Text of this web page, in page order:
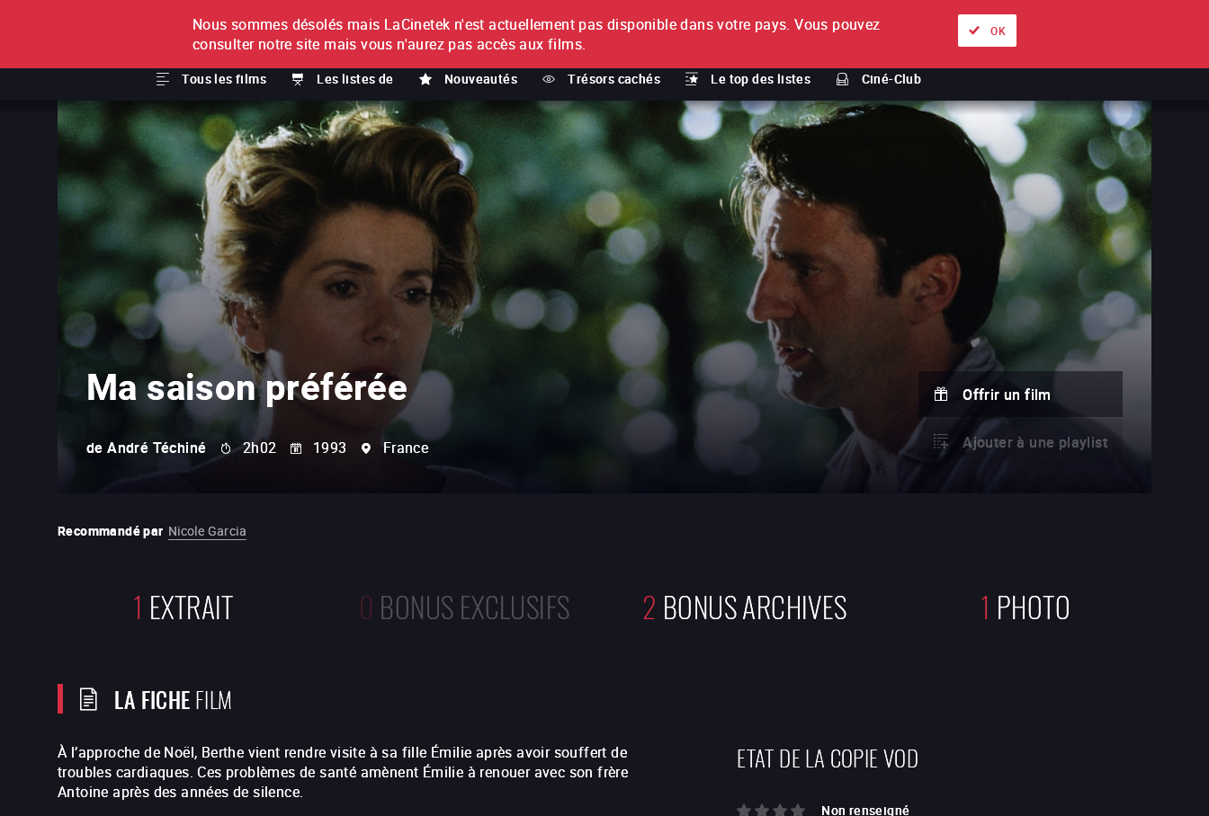
À L'UNITÉ
Tous les films Les listes de Nouveautés Trésors cachés Le top des listes Ciné-Club
ABONNEMENT À propos Nos offres
Ma saison préférée
de André Téchiné 2h02 1993 France
Offrir un film
Ajouter à une playlist
Recommandé par Nicole Garcia
1 EXTRAIT 0 BONUS EXCLUSIFS 2 BONUS ARCHIVES 1 PHOTO
LA FICHEFILM
À l’approche de Noël, Berthe vient rendre visite à sa fille Émilie après avoir souffert de
troubles cardiaques. Ces problèmes de santé amènent Émilie à renouer avec son frère
Antoine après des années de silence.
ETAT DE LA COPIE VOD
Non renseigné
Nous sommes désolés mais LaCinetek n'est actuellement pas disponible dans votre pays. Vous pouvez
consulter notre site mais vous n'aurez pas accès aux films.
OK